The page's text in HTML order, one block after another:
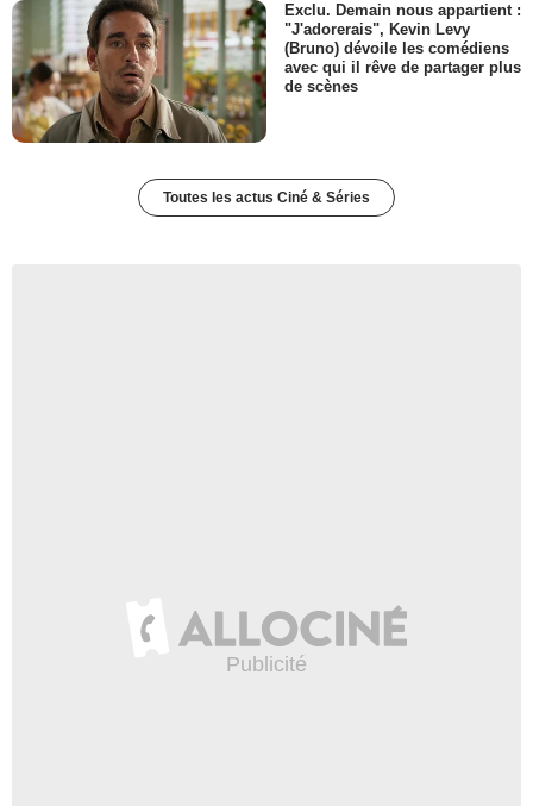
Exclu. Demain nous appartient :
"J'adorerais", Kevin Levy
(Bruno) dévoile les comédiens
avec qui il rêve de partager plus
de scènes
Toutes les actus Ciné & Séries